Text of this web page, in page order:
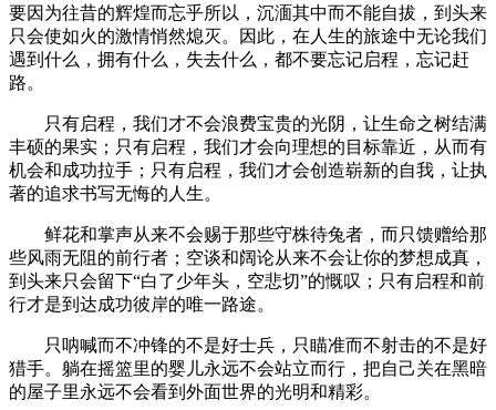
要因为往昔的辉煌而忘乎所以，沉湎其中而不能自拔，到头来
只会使如火的激情悄然熄灭。因此，在人生的旅途中无论我们
遇到什么，拥有什么，失去什么，都不要忘记启程，忘记赶
路。
只有启程，我们才不会浪费宝贵的光阴，让生命之树结满
丰硕的果实；只有启程，我们才会向理想的目标靠近，从而有
机会和成功拉手；只有启程，我们才会创造崭新的自我，让执
著的追求书写无悔的人生。
鲜花和掌声从来不会赐于那些守株待兔者，而只馈赠给那
些风雨无阻的前行者；空谈和阔论从来不会让你的梦想成真，
到头来只会留下“白了少年头，空悲切”的慨叹；只有启程和前
行才是到达成功彼岸的唯一路途。
只呐喊而不冲锋的不是好士兵，只瞄准而不射击的不是好
猎手。躺在摇篮里的婴儿永远不会站立而行，把自己关在黑暗
的屋子里永远不会看到外面世界的光明和精彩。